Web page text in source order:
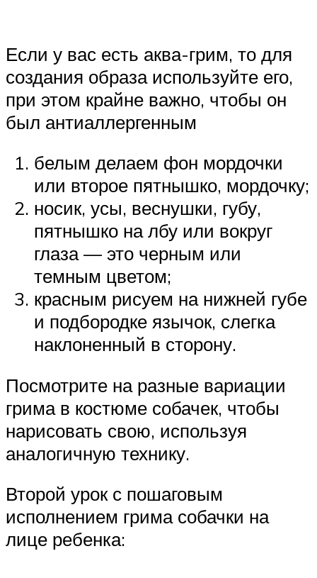
Если у вас есть аква-грим, то для
создания образа используйте его,
при этом крайне важно, чтобы он
был антиаллергенным
белым делаем фон мордочки
или второе пятнышко, мордочку;
носик, усы, веснушки, губу,
пятнышко на лбу или вокруг
глаза — это черным или
темным цветом;
красным рисуем на нижней губе
и подбородке язычок, слегка
наклоненный в сторону.
Посмотрите на разные вариации
грима в костюме собачек, чтобы
нарисовать свою, используя
аналогичную технику.
Второй урок с пошаговым
исполнением грима собачки на
лице ребенка: